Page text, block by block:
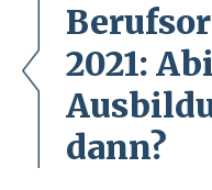
2021:
dann?